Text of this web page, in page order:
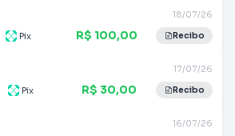
18/07/26
Pix R$ 100,00 Recibo
17/07/26
Pix R$ 30,00 Recibo
16/07/26